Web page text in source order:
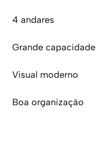
4 andares
Grande capacidade
Visual moderno
Boa organização